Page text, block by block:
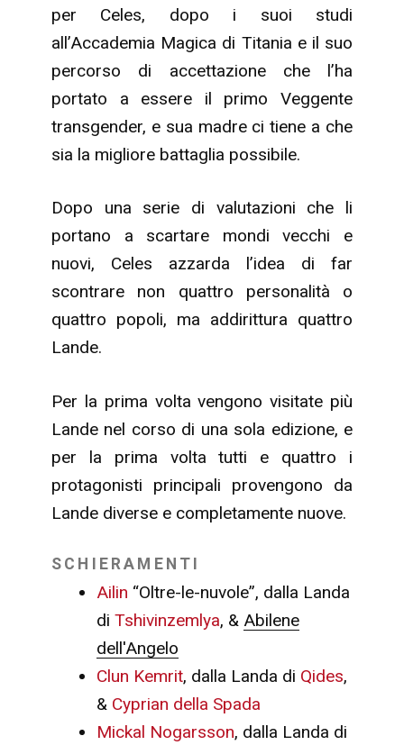
per Celes, dopo i suoi studi
all’Accademia Magica di Titania e il suo
percorso di accettazione che l’ha
portato a essere il primo Veggente
transgender, e sua madre ci tiene a che
sia la migliore battaglia possibile.
Dopo una serie di valutazioni che li
portano a scartare mondi vecchi e
nuovi, Celes azzarda l’idea di far
scontrare non quattro personalità o
quattro popoli, ma addirittura quattro
Lande.
Per la prima volta vengono visitate più
Lande nel corso di una sola edizione, e
per la prima volta tutti e quattro i
protagonisti principali provengono da
Lande diverse e completamente nuove.
SCHIERAMENTI
Ailin “Oltre-le-nuvole”, dalla Landa
di Tshivinzemlya, & Abilene
dell'Angelo
Clun Kemrit, dalla Landa di Qides,
& Cyprian della Spada
Mickal Nogarsson, dalla Landa di